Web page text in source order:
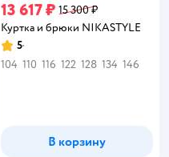
13 617 ₽ 15 300 ₽
Куртка и брюки NIKASTYLE
Рейтинг:
5
104 110 116 122 128 134 146
В корзину